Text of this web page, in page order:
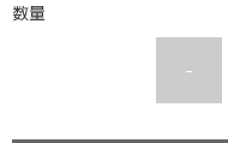
数量
-